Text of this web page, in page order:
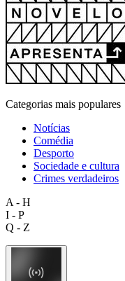
Categorias mais populares
Notícias
Comédia
Desporto
Sociedade e cultura
Crimes verdadeiros
A - H
I - P
Q - Z